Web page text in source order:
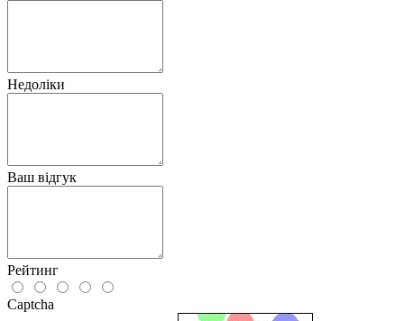
Недоліки
Ваш відгук
Рейтинг
Captcha